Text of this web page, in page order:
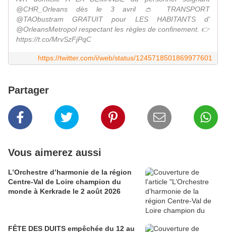
@CHR_Orleans dès le 3 avril 👛 TRANSPORT
@TAObustram GRATUIT pour LES HABITANTS d'
@OrleansMetropol respectant les règles de confinement. 👉
https://t.co/MrvSzFjPqC
https://twitter.com/i/web/status/1245718501869977601
Partager
Vous aimerez aussi
L’Orchestre d’harmonie de la région
Centre-Val de Loire champion du
monde à Kerkrade le 2 août 2026
FÊTE DES DUITS empêchée du 12 au